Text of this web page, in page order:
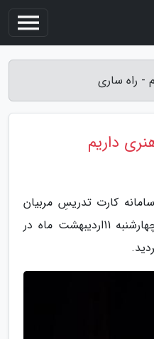
کارت تدریسِ مربیان
آکادمی های آزاد هنری، روز چهارشنبه 11اردیبهشت ماه در